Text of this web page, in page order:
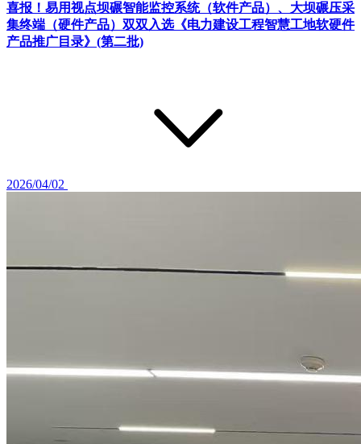
喜报！易用视点坝碾智能监控系统（软件产品）、大坝碾压采
集终端（硬件产品）双双入选《电力建设工程智慧工地软硬件
产品推广目录》(第二批)
2026/04/02